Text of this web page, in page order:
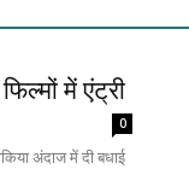
में एंट्री
0
अंदाज में दी बधाई